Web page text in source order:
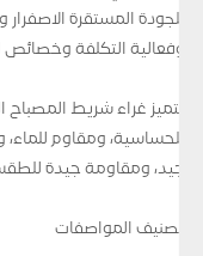
للجودة المستقرة
وفعالية التكلفة وخصائص
يتميز غراء شريط المصباح
للحساسية، ومقاوم للماء،
جيد، ومقاومة جيدة
تصنيف المواصفات